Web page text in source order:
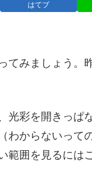
はてブ
みましょう。
光彩を開きっぱ
わからないって
囲を見るには